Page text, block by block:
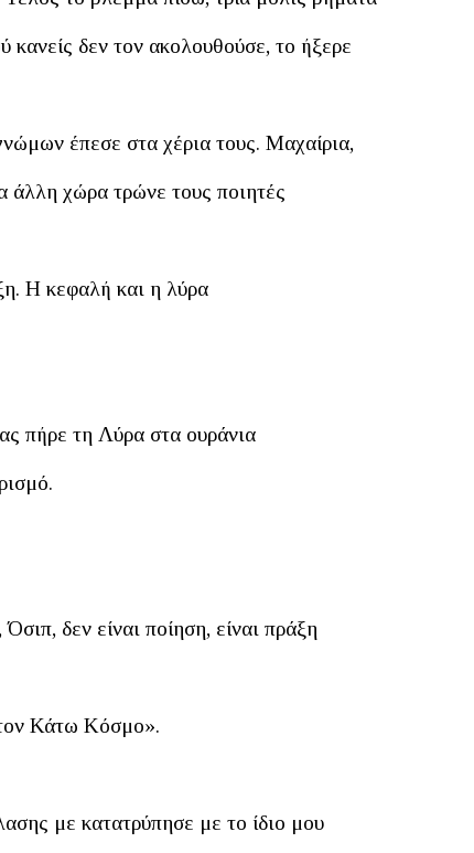
δεν τον ακολουθούσε, το ήξερε
έπεσε στα χέρια τους. Μαχαίρια,
άλλη χώρα τρώνε τους ποιητές
Η κεφαλή και η λύρα
πήρε τη Λύρα στα ουράνια
δεν είναι ποίηση, είναι πράξη
Κάτω Κόσμο».
με κατατρύπησε με το ίδιο μου